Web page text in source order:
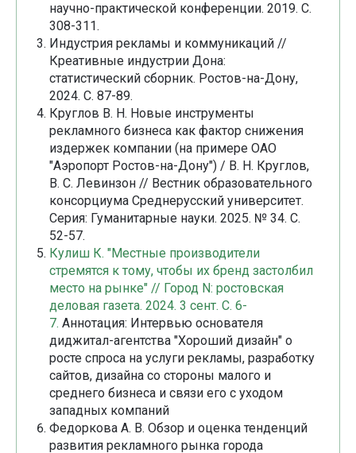
научно-практической конференции. 2019. С.
308-311.
Индустрия рекламы и коммуникаций //
Креативные индустрии Дона:
статистический сборник. Ростов-на-Дону,
2024. С. 87-89.
Круглов В. Н. Новые инструменты
рекламного бизнеса как фактор снижения
издержек компании (на примере ОАО
"Аэропорт Ростов-на-Дону") / В. Н. Круглов,
В. С. Левинзон // Вестник образовательного
консорциума Среднерусский университет.
Серия: Гуманитарные науки. 2025. № 34. С.
52-57.
Кулиш К. "Местные производители
стремятся к тому, чтобы их бренд застолбил
место на рынке" // Город N: ростовская
деловая газета. 2024. 3 сент. С. 6-
7. Аннотация: Интервью основателя
диджитал-агентства "Хороший дизайн" о
росте спроса на услуги рекламы, разработку
сайтов, дизайна со стороны малого и
среднего бизнеса и связи его с уходом
западных компаний
Федоркова А. В. Обзор и оценка тенденций
развития рекламного рынка города